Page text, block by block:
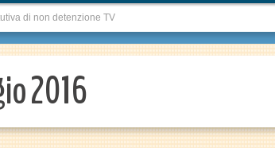
di non detenzione TV
2016